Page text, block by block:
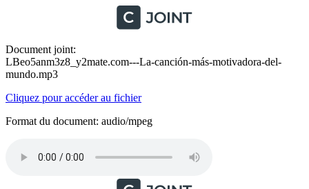
Document joint:
LBeo5anm3z8_y2mate.com---La-canción-más-motivadora-del-
mundo.mp3
Cliquez pour accéder au fichier
Format du document: audio/mpeg